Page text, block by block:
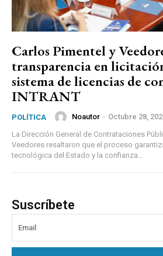
Carlos Pimentel y
transparencia en
sistema de licencias de
INTRANT
POLÍTICA Noautor - Octubre 28,
La Dirección General de Contrataciones
Veedores resaltaron que el proceso
tecnológica del Estado y la confianza...
Suscríbete